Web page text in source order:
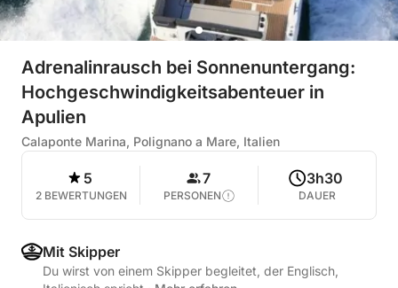
Adrenalinrausch bei Sonnenuntergang:
Hochgeschwindigkeitsabenteuer in
Apulien
Calaponte Marina, Polignano a Mare, Italien
5
2 BEWERTUNGEN
7
PERSONEN
3h30
DAUER
Mit Skipper
Du wirst von einem Skipper begleitet, der Englisch,